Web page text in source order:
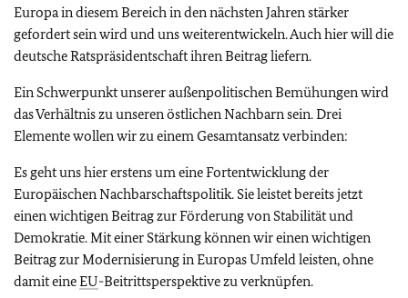
Europa in diesem Bereich in den nächsten Jahren stärker
gefordert sein wird und uns weiterentwickeln. Auch hier will die
deutsche Ratspräsidentschaft ihren Beitrag liefern.
Ein Schwerpunkt unserer außenpolitischen Bemühungen wird
das Verhältnis zu unseren östlichen Nachbarn sein. Drei
Elemente wollen wir zu einem Gesamtansatz verbinden:
Es geht uns hier erstens um eine Fortentwicklung der
Europäischen Nachbarschaftspolitik. Sie leistet bereits jetzt
einen wichtigen Beitrag zur Förderung von Stabilität und
Demokratie. Mit einer Stärkung können wir einen wichtigen
Beitrag zur Modernisierung in Europas Umfeld leisten, ohne
damit eineEU-Beitrittsperspektive zu verknüpfen.